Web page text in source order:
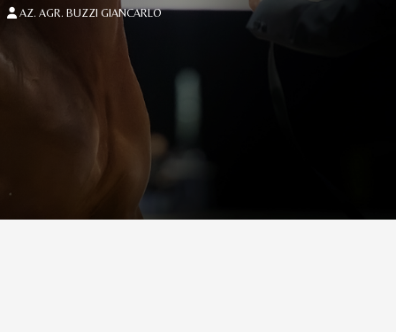
AZ. AGR. BUZZI GIANCARLO